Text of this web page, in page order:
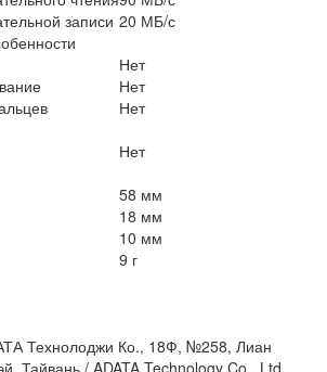
записи 20 МБ/с
Нет
Нет
Нет
Нет
58 мм
18 мм
10 мм
9 г
Технолоджи Ко., 18Ф, №258, Лиан
Тайвань / ADATA Technology Co., Ltd.,